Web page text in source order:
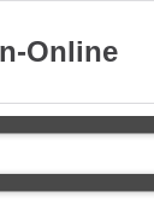
Online